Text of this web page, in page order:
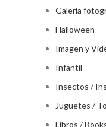
Galería
Halloween
Imagen y
Infantil
Insectos /
Juguetes /
Libros /